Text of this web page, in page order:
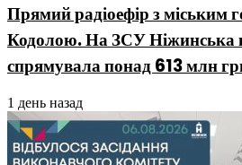
Прямий радіоефір з міським
Кодолою. На ЗСУ Ніжинська
спрямувала понад 613 млн
1 день назад